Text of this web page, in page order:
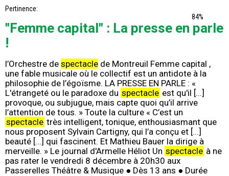
Pertinence:
84%
"Femme capital" : La presse en parle
!
l’Orchestre de spectacle de Montreuil Femme capital ,
une fable musicale où le collectif est un antidote à la
philosophie de l’égoïsme. LA PRESSE EN PARLE : «
L'étrangeté ou le paradoxe du spectacle est qu'il [...]
provoque, ou subjugue, mais capte quoi qu’il arrive
l’attention de tous. » Toute la culture « C’est un
spectacle très intelligent, tonique, enthousiasmant que
nous proposent Sylvain Cartigny, qui l’a conçu et [...]
beauté [...] qui fascinent. Et Mathieu Bauer la dirige à
merveille. » Le journal d'Armelle Héliot Un spectacle à ne
pas rater le vendredi 8 décembre à 20h30 aux
Passerelles Théâtre & Musique ● Dès 13 ans ● Durée